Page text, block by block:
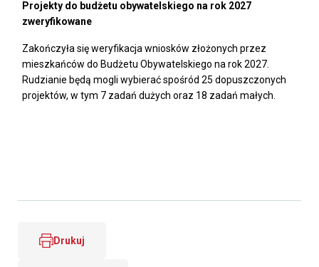
Projekty do budżetu obywatelskiego na rok 2027
zweryfikowane
Zakończyła się weryfikacja wniosków złożonych przez
mieszkańców do Budżetu Obywatelskiego na rok 2027.
Rudzianie będą mogli wybierać spośród 25 dopuszczonych
projektów, w tym 7 zadań dużych oraz 18 zadań małych.
Drukuj